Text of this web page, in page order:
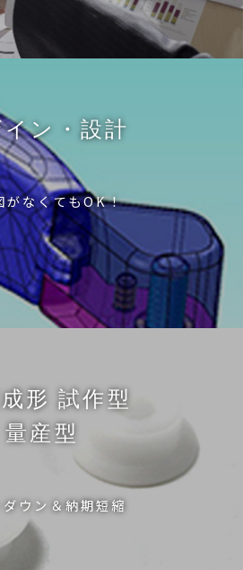
ン・設計
がなくてもOK！
形 試作型
量産型
ウン＆納期短縮